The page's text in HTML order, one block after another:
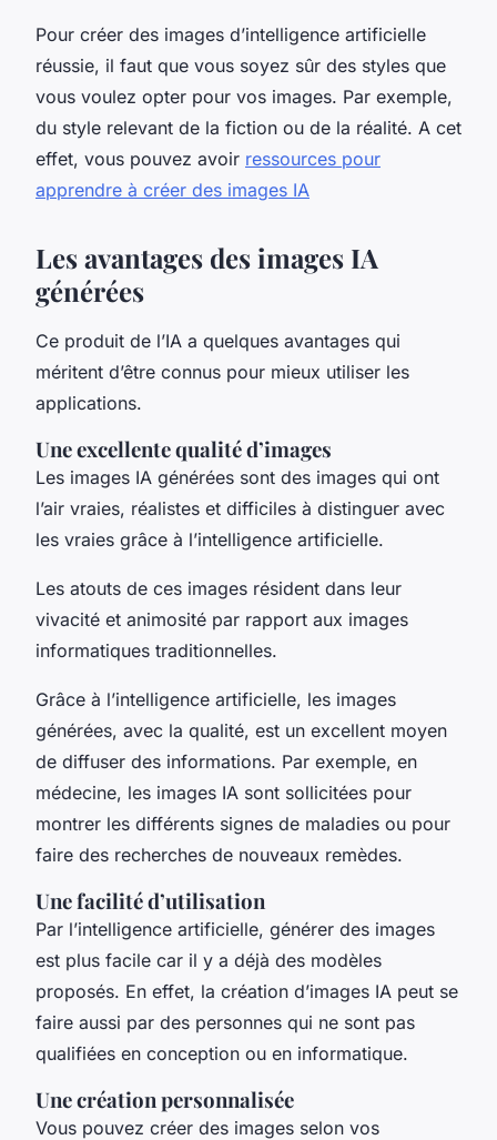
Pour créer des images d’intelligence artificielle
réussie, il faut que vous soyez sûr des styles que
vous voulez opter pour vos images. Par exemple,
du style relevant de la fiction ou de la réalité. A cet
effet, vous pouvez avoir ressources pour
apprendre à créer des images IA
Les avantages des images IA
générées
Ce produit de l’IA a quelques avantages qui
méritent d’être connus pour mieux utiliser les
applications.
Une excellente qualité d’images
Les images IA générées sont des images qui ont
l’air vraies, réalistes et difficiles à distinguer avec
les vraies grâce à l’intelligence artificielle.
Les atouts de ces images résident dans leur
vivacité et animosité par rapport aux images
informatiques traditionnelles.
Grâce à l’intelligence artificielle, les images
générées, avec la qualité, est un excellent moyen
de diffuser des informations. Par exemple, en
médecine, les images IA sont sollicitées pour
montrer les différents signes de maladies ou pour
faire des recherches de nouveaux remèdes.
Une facilité d’utilisation
Par l’intelligence artificielle, générer des images
est plus facile car il y a déjà des modèles
proposés. En effet, la création d’images IA peut se
faire aussi par des personnes qui ne sont pas
qualifiées en conception ou en informatique.
Une création personnalisée
Vous pouvez créer des images selon vos